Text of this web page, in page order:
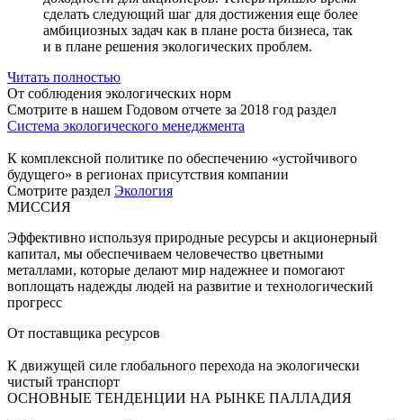
сделать следующий шаг для достижения еще более
амбициозных задач как в плане роста бизнеса, так
и в плане решения экологических проблем.
Читать полностью
От соблюдения экологических норм
Смотрите в нашем Годовом отчете за 2018 год раздел
Система экологического менеджмента
К комплексной политике по обеспечению «устойчивого
будущего» в регионах присутствия компании
Смотрите раздел Экология
МИССИЯ
Эффективно используя природные ресурсы и акционерный
капитал, мы обеспечиваем человечество цветными
металлами, которые делают мир надежнее и помогают
воплощать надежды людей на развитие и технологический
прогресс
От поставщика ресурсов
К движущей силе глобального перехода на экологически
чистый транспорт
ОСНОВНЫЕ ТЕНДЕНЦИИ НА РЫНКЕ ПАЛЛАДИЯ